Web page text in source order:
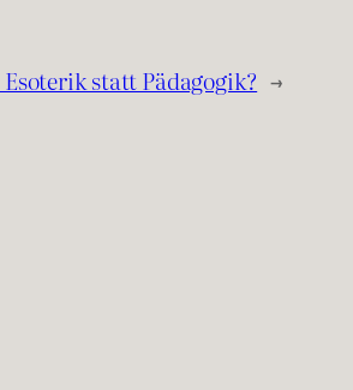
statt Pädagogik? →